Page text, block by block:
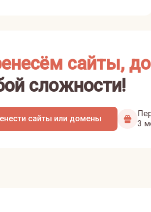
сайты,
сложности!
сайты или домены
3